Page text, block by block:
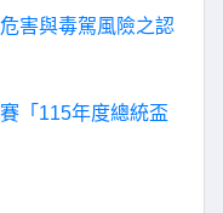
害與毒駕風險之認
「115年度總統盃